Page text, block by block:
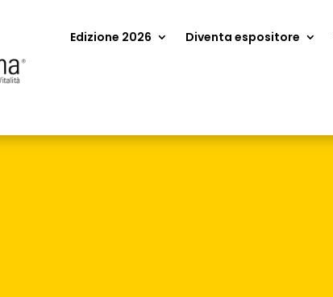
Edizione 2026 Diventa espositore